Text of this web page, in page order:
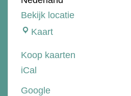
Bekijk locatie
KaartSlijterij
de
Koop kaarten
iCal
Google